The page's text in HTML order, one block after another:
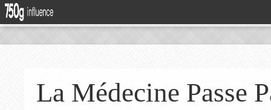
La Médecine Passe